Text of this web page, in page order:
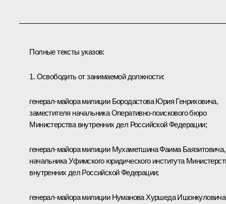
Полные тексты указов:
1. Освободить от занимаемой должности:
генерал-майора милиции Бородастова Юрия Генриховича,
заместителя начальника Оперативно-поискового бюро
Министерства внутренних дел Российской Федерации;
генерал-майора милиции Мухаметшина Фаима Баязитовича,
начальника Уфимского юридического института
внутренних дел Российской Федерации;
генерал-майора милиции Нуманова Хуршеда